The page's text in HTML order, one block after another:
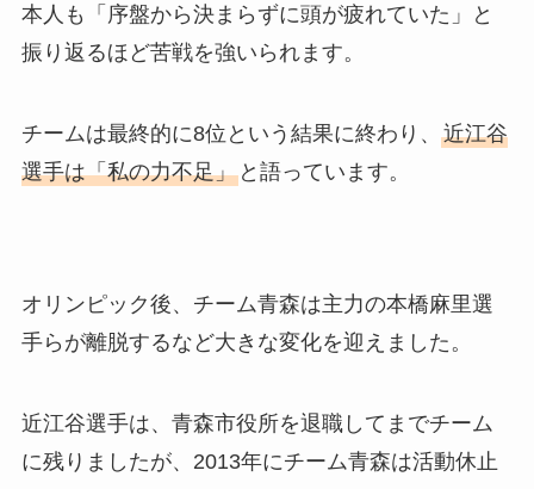
本人も「序盤から決まらずに頭が疲れていた」と
振り返るほど苦戦を強いられます。
チームは最終的に8位という結果に終わり、 近江谷
選手は「私の力不足」と語っています。
オリンピック後、チーム青森は主力の本橋麻里選
手らが離脱するなど大きな変化を迎えました。
近江谷選手は、青森市役所を退職してまでチーム
に残りましたが、2013年にチーム青森は活動休止